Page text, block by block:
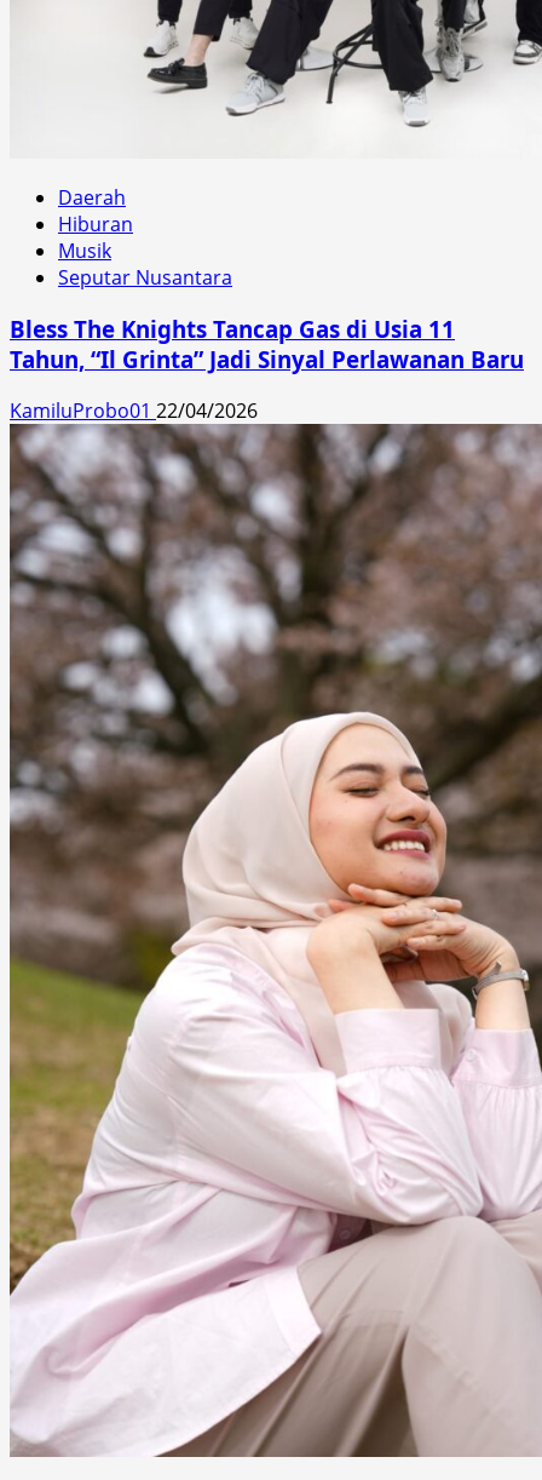
Daerah
Hiburan
Musik
Seputar Nusantara
Bless The Knights Tancap Gas di Usia 11
Tahun, “Il Grinta” Jadi Sinyal Perlawanan Baru
KamiluProbo01 22/04/2026